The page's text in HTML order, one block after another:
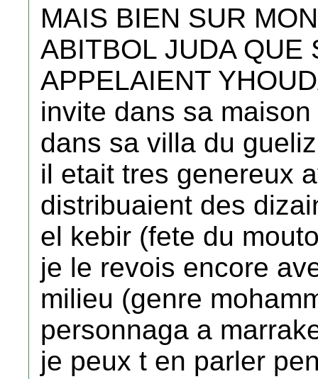
MAIS BIEN SUR
ABITBOL JUDA QUE
APPELAIENT
invite dans sa
dans sa villa du gueliz
il etait tres genereux
distribuaient des
el kebir (fete du
je le revois encore
milieu (genre
personnaga a
je peux t en parler